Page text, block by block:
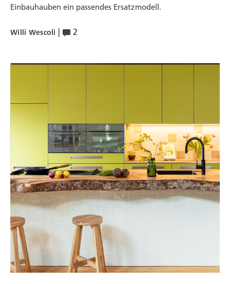
Einbauhauben ein passendes Ersatzmodell.
Willi Wescoli | 2